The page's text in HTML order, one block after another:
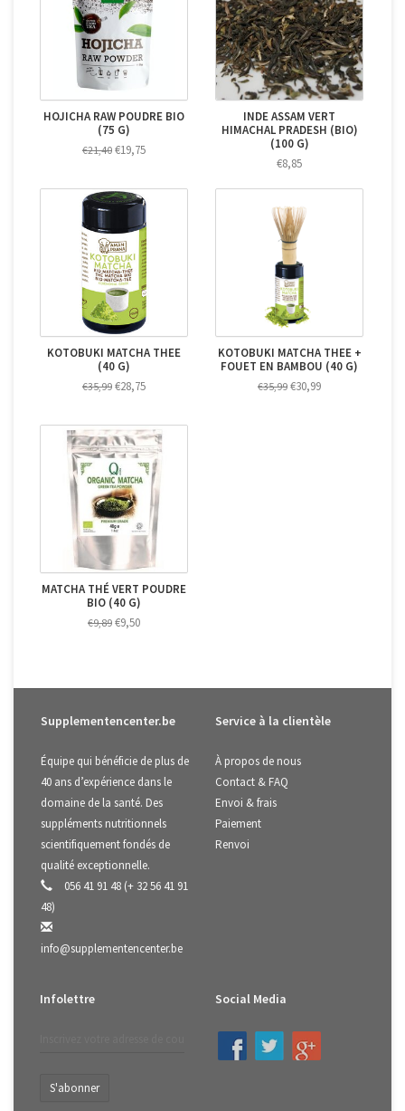
HOJICHA RAW POUDRE BIO
(75 G)
€21,40 €19,75
INDE ASSAM VERT
HIMACHAL PRADESH (BIO)
(100 G)
€8,85
KOTOBUKI MATCHA THEE
(40 G)
€35,99 €28,75
KOTOBUKI MATCHA THEE +
FOUET EN BAMBOU (40 G)
€35,99 €30,99
MATCHA THÉ VERT POUDRE
BIO (40 G)
€9,89 €9,50
Supplementencenter.be
Équipe qui bénéficie de plus de
40 ans d’expérience dans le
domaine de la santé. Des
suppléments nutritionnels
scientifiquement fondés de
qualité exceptionnelle.
056 41 91 48 (+ 32 56 41 91
48)
info@supplementencenter.be
Service à la clientèle
À propos de nous
Contact & FAQ
Envoi & frais
Paiement
Renvoi
Infolettre
S'abonner
Social Media